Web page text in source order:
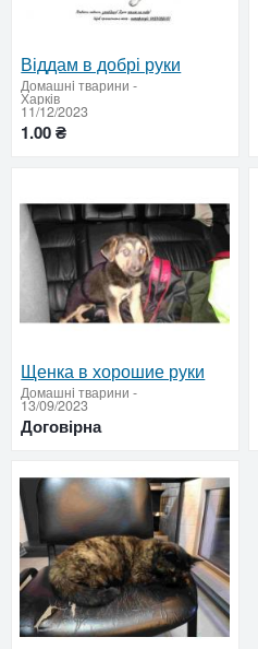
Віддам в добрі руки
Домашнi тварини -
Харків
11/12/2023
1.00 ₴
Щенка в хорошие руки
Домашнi тварини -
13/09/2023
Договірна